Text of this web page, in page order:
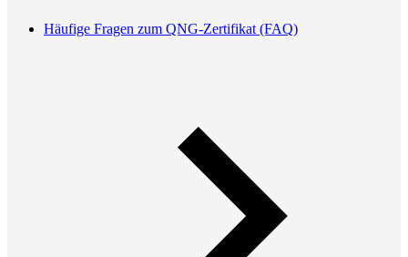
Häufige Fragen zum QNG-Zertifikat (FAQ)